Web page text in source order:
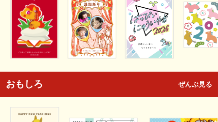
おもしろ ぜんぶ見る